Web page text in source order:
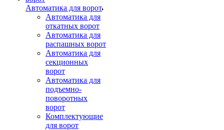
Автоматика для ворот
Автоматика для
откатных ворот
Автоматика для
распашных ворот
Автоматика для
секционных
ворот
Автоматика для
подъемно-
поворотных
ворот
Комплектующие
для ворот